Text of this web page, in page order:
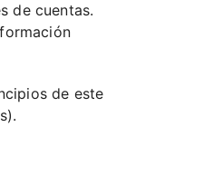
de cuentas.
de este